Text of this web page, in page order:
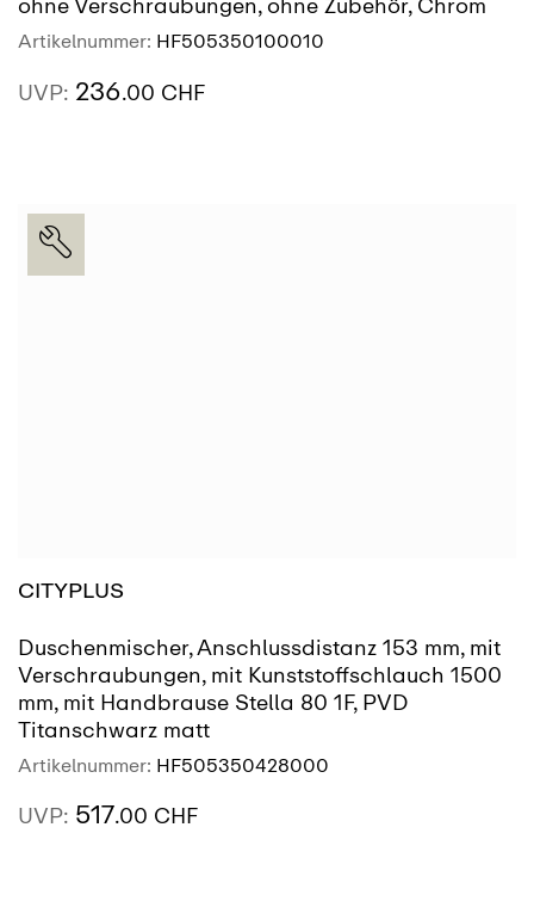
ohne Verschraubungen, ohne Zubehör, Chrom
Artikelnummer: HF505350100010
UVP: 236.00 CHF
CITYPLUS
Duschenmischer, Anschlussdistanz 153 mm, mit
Verschraubungen, mit Kunststoffschlauch 1500
mm, mit Handbrause Stella 80 1F, PVD
Titanschwarz matt
Artikelnummer: HF505350428000
UVP: 517.00 CHF